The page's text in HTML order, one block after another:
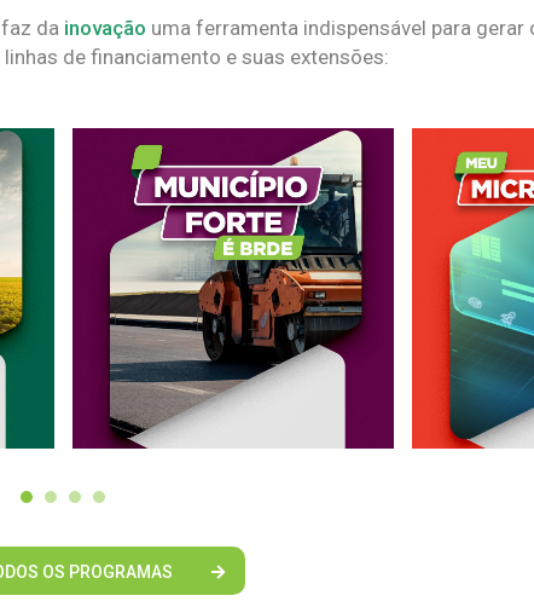
da inovação uma ferramenta indispensável para gerar
de financiamento e suas extensões:
OS PROGRAMAS